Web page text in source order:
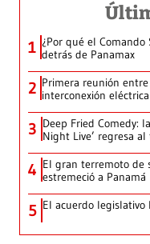
1 ¿Por qué el
detrás de Panamax
2 Primera reunión
interconexión
3 Deep Fried Comedy:
Night Live’ regresa
4 El gran terremoto de
estremeció a Panamá
5 El acuerdo legislativo